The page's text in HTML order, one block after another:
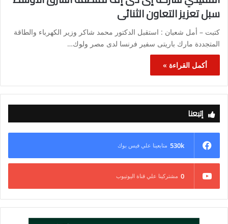
سبل تعزيز التعاون الثنائى
كتبت – أمل شعبان : استقبل الدكتور محمد شاكر وزير الكهرباء والطاقة
المتجددة مارك باريتى سفير فرنسا لدى مصر ولوك…
أكمل القراءة »
إتبعنا
530k متابعينا علي فيس بوك
0 مشتركينا علي قناة اليوتيوب